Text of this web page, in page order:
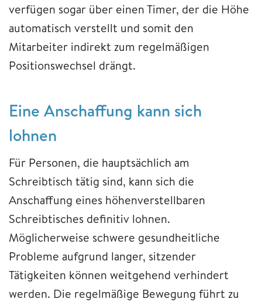
verfügen sogar über einen Timer, der die Höhe
automatisch verstellt und somit den
Mitarbeiter indirekt zum regelmäßigen
Positionswechsel drängt.
Eine Anschaffung kann sich
lohnen
Für Personen, die hauptsächlich am
Schreibtisch tätig sind, kann sich die
Anschaffung eines höhenverstellbaren
Schreibtisches definitiv lohnen.
Möglicherweise schwere gesundheitliche
Probleme aufgrund langer, sitzender
Tätigkeiten können weitgehend verhindert
werden. Die regelmäßige Bewegung führt zu